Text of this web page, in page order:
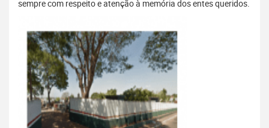
sempre com respeito e atenção à memória dos entes queridos.